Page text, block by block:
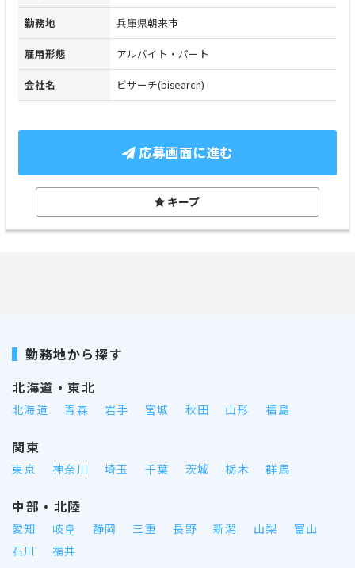
勤務地 兵庫県朝来市
雇用形態 アルバイト・パート
会社名 ビサーチ(bisearch)
応募画面に進む
キープ
勤務地から探す
北海道・東北
北海道 青森 岩手 宮城 秋田 山形 福島
関東
東京 神奈川 埼玉 千葉 茨城 栃木 群馬
中部・北陸
愛知 岐阜 静岡 三重 長野 新潟 山梨
富山
石川
福井